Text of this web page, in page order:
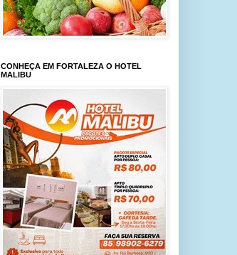
CONHEÇA EM FORTALEZA O HOTEL
MALIBU